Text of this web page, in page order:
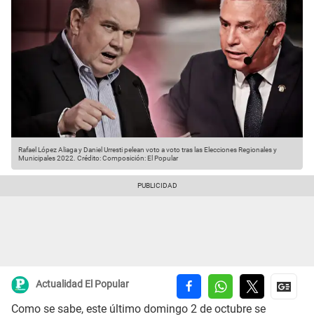
Rafael López Aliaga y Daniel Urresti pelean voto a voto tras las Elecciones Regionales y
Municipales 2022. Crédito: Composición: El Popular
Actualidad El Popular
Como se sabe, este último domingo 2 de octubre se